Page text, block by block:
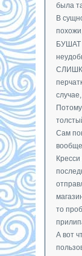
была
В
БУШАТ
Сам
вообще
то
А вот